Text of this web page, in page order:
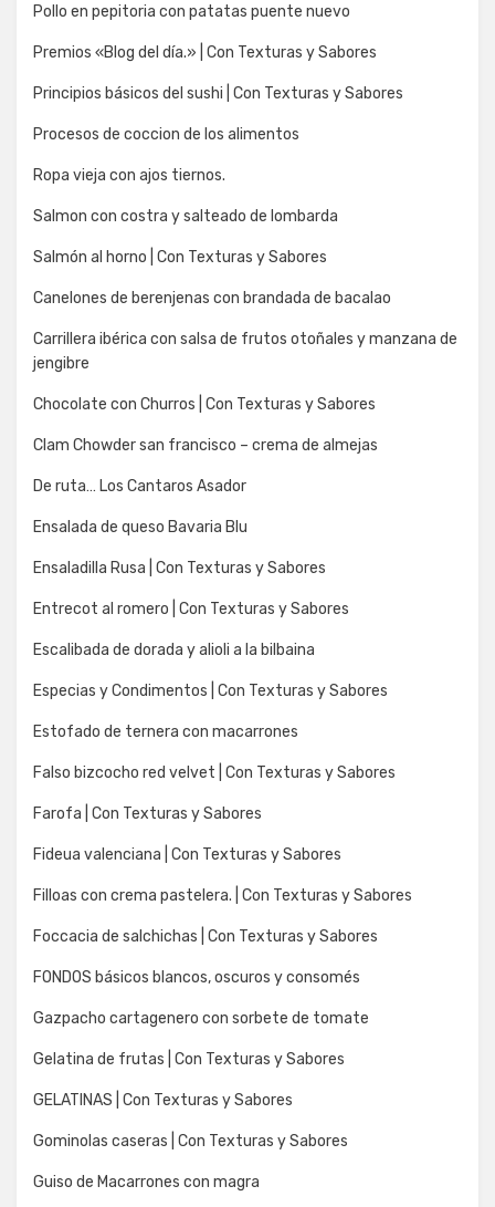
Pollo en pepitoria con patatas puente nuevo
Premios «Blog del día.» | Con Texturas y Sabores
Principios básicos del sushi | Con Texturas y Sabores
Procesos de coccion de los alimentos
Ropa vieja con ajos tiernos.
Salmon con costra y salteado de lombarda
Salmón al horno | Con Texturas y Sabores
Canelones de berenjenas con brandada de bacalao
Carrillera ibérica con salsa de frutos otoñales y manzana de
jengibre
Chocolate con Churros | Con Texturas y Sabores
Clam Chowder san francisco – crema de almejas
De ruta… Los Cantaros Asador
Ensalada de queso Bavaria Blu
Ensaladilla Rusa | Con Texturas y Sabores
Entrecot al romero | Con Texturas y Sabores
Escalibada de dorada y alioli a la bilbaina
Especias y Condimentos | Con Texturas y Sabores
Estofado de ternera con macarrones
Falso bizcocho red velvet | Con Texturas y Sabores
Farofa | Con Texturas y Sabores
Fideua valenciana | Con Texturas y Sabores
Filloas con crema pastelera. | Con Texturas y Sabores
Foccacia de salchichas | Con Texturas y Sabores
FONDOS básicos blancos, oscuros y consomés
Gazpacho cartagenero con sorbete de tomate
Gelatina de frutas | Con Texturas y Sabores
GELATINAS | Con Texturas y Sabores
Gominolas caseras | Con Texturas y Sabores
Guiso de Macarrones con magra